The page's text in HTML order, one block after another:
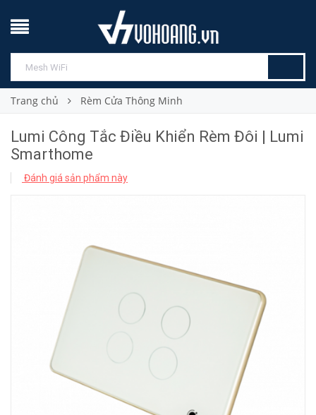
Trang chủ Rèm Cửa Thông Minh
Lumi Công Tắc Điều Khiển Rèm Đôi | Lumi
Smarthome
Đánh giá sản phẩm này